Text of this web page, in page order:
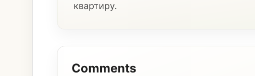
квартиру.
Comments